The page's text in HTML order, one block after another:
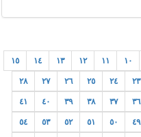
١٠ ١١ ١٢ ١٣ ١٤ ١٥
٢٣ ٢٤ ٢٥ ٢٦ ٢٧ ٢٨
٣٦ ٣٧ ٣٨ ٣٩ ٤٠ ٤١
٤٩ ٥٠ ٥١ ٥٢ ٥٣ ٥٤